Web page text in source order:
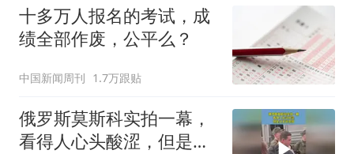
十多万人报名的考试，成
绩全部作废，公平么？
中国新闻周刊 1.7万跟贴
俄罗斯莫斯科实拍一幕，
看得人心头酸涩，但是又